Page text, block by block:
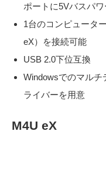
ポートに5Vバスパワ
1台のコンピュータ
eX）を接続可能
USB 2.0下位互換
Windowsでのマルチ
ライバーを用意
M4U eX